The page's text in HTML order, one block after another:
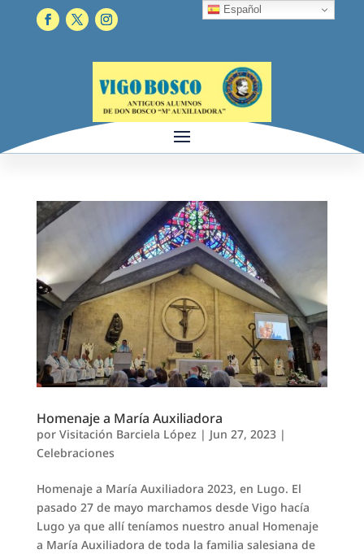
Homenaje a María Auxiliadora
por Visitación Barciela López | Jun 27, 2023|
Celebraciones
Homenaje a María Auxiliadora 2023, en Lugo. El
pasado 27 de mayo marchamos desde Vigo hacía
Lugo ya que allí teníamos nuestro anual Homenaje
a María Auxiliadora de toda la familia salesiana de
Español